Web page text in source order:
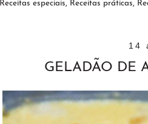
Receitas especiais, Receitas práticas,
14
GELADÃO DE